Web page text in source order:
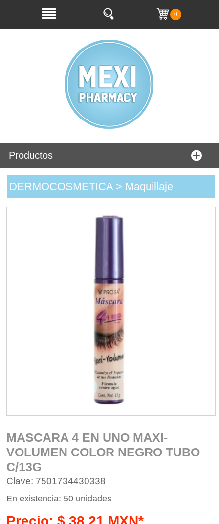
0
Productos
DERMOCOSMETICA > Maquillaje
MASCARA 4 EN UNO MAXI-
VOLUMEN COLOR NEGRO TUBO
C/13G
Clave: 7501734430338
En existencia: 50 unidades
Precio: $ 38.21 MXN*